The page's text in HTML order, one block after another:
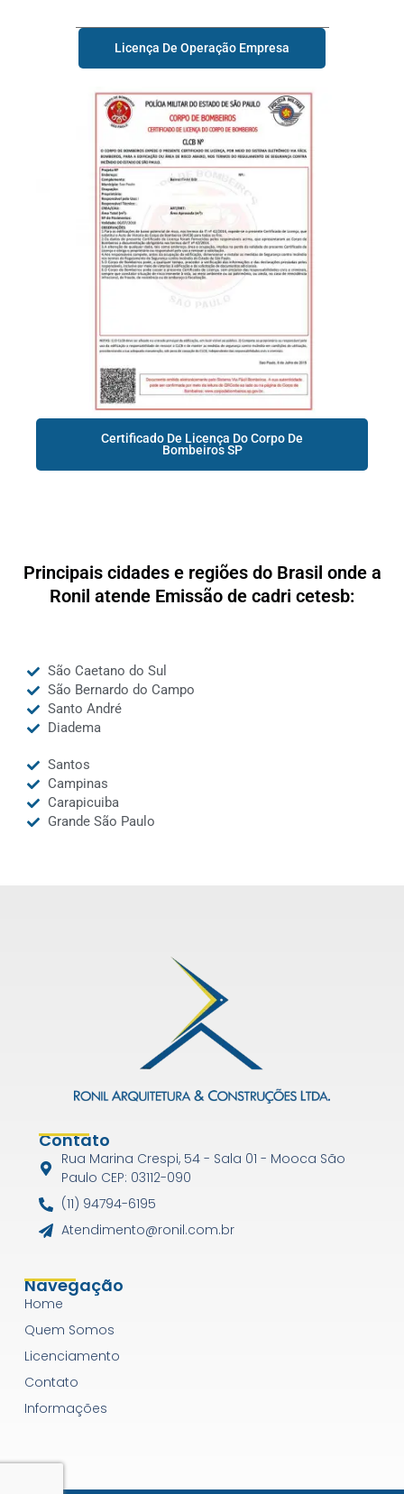
Licença De Operação Empresa
Certificado De Licença Do Corpo De
Bombeiros SP
Principais cidades e regiões do Brasil onde a
Ronil atende Emissão de cadri cetesb:
São Caetano do Sul
São Bernardo do Campo
Santo André
Diadema
Santos
Campinas
Carapicuiba
Grande São Paulo
Navegação
Home
Quem Somos
Licenciamento
Contato
Informações
Contato
Rua Marina Crespi, 54 - Sala 01 - Mooca São
Paulo CEP: 03112-090
(11) 94794-6195
Atendimento@ronil.com.br